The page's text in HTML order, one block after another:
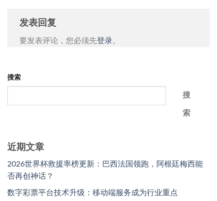
发表回复
要发表评论，您必须先登录。
搜索
搜
索
近期文章
2026世界杯救援率榜更新：巴西法国领跑，阿根廷梅西能
否再创神话？
数字彩票平台技术升级：移动端服务成为行业重点